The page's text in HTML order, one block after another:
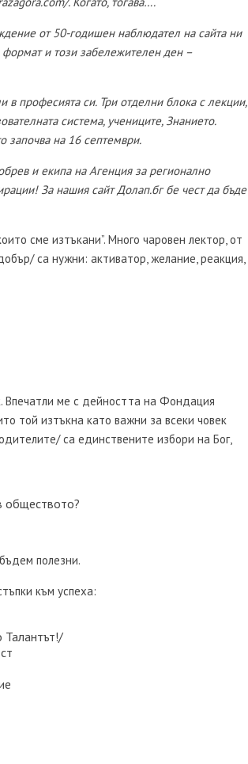
от 50-годишен наблюдател на сайта ни
и този забележителен ден –
професията си. Три отделни блока с лекции,
система, учениците, Знанието.
започва на 16 септември.
и екипа на Агенция за регионално
За нашия сайт Долап.бг бе чест да бъде
сме изтъкани”. Много чаровен лектор, от
са нужни: активатор, желание, реакция,
Впечатли ме с дейността на Фондация
той изтъкна като важни за всеки човек
са единствените избори на Бог,
обществото?
полезни.
към успеха:
Талантът!/